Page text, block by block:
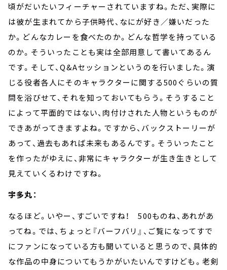
頃がだいたいフィーチャーされていますね。ただ、実際に
は彼が生まれてから子供時代、なにが好き／嫌いだった
か。どんなカレーを食べたのか。どんな哲学を持っている
のか。そういったことも実は全部用意して書いてあるん
です。そして、Q&Aセッションというのを行いました。演
じる役者各人にそのキャラクターに関する500 ぐらいの質
問を浴びせて、それを知っておいてもらう。そうすること
によって平面的ではない、肉付けされた人物というものが
できあがってきますよね。ですから、バックストーリーが
あって、過去もあれば未来もあるんです。そういったこと
を作ったがゆえに、非常にキャラクターが生き生きとして
見えていくるわけですね。
宇多丸：
なるほど。いやー、すごいですね！500ものね、あれがあ
ってね。では、ちょっと『バーフバリ』、ご覧になってすで
にファンになっている方も聞いていると思うので、具体的
な作品の中身についてもうかがいたいんですけども。老剣